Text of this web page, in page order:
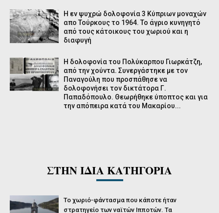
Η εν ψυχρώ δολοφονία 3 Κύπριων μοναχών
απο Τούρκους το 1964. Το άγριο κυνηγητό
από τους κάτοικους του χωριού και η
διαφυγή
Η δολοφονία του Πολύκαρπου Γιωρκάτζη,
από την χούντα. Συνεργάστηκε με τον
Παναγούλη που προσπάθησε να
δολοφονήσει τον δικτάτορα Γ.
Παπαδόπουλο. Θεωρήθηκε ύποπτος και για
την απόπειρα κατά του Μακαρίου...
ΣΤΗΝ ΙΔΙΑ ΚΑΤΗΓΟΡΙΑ
Το χωριό-φάντασμα που κάποτε ήταν
στρατηγείο των ναϊτών Ιπποτών. Τα